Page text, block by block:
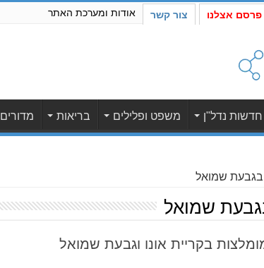
פרסם אצלנו צור קשר אודות ומערכת האתר
חדשות נדל"ן משפט ופלילים בריאות מדורים
בגבעת שמואל
שמואל
בקריית אונו וגבעת שמואל